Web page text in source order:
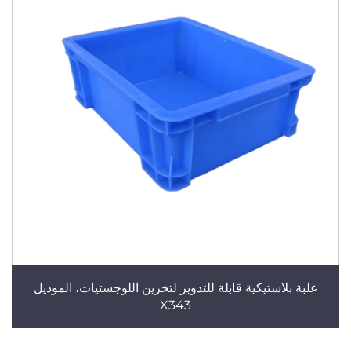
علبة بلاستيكية قابلة للتدوير لتخزين اللوجستيات، الموديل
X343